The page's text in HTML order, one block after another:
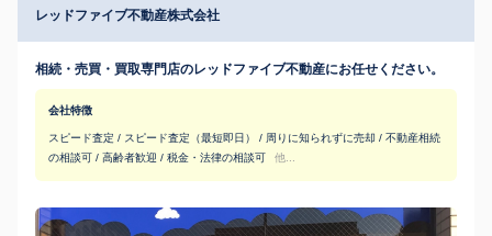
レッドファイブ不動産株式会社
相続・売買・買取専門店のレッドファイブ不動産にお任せください。
会社特徴
スピード査定 / スピード査定（最短即日） / 周りに知られずに売却 / 不動産相続
の相談可 / 高齢者歓迎 / 税金・法律の相談可
他...